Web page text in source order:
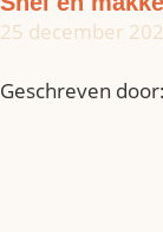
25 december
Geschreven door: